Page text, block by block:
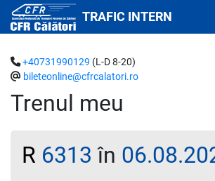
TRAFIC INTERN
Trenul meu
+40731990129 (L-D 8-20)
bileteonline@cfrcalatori.ro
R 6313 în